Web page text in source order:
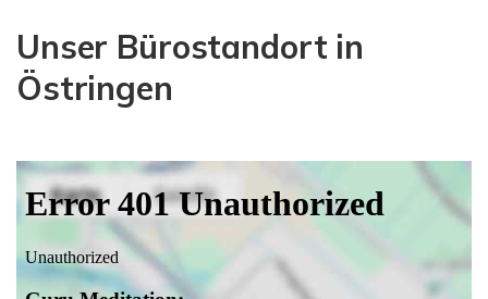
Unser Bürostandort in
Östringen